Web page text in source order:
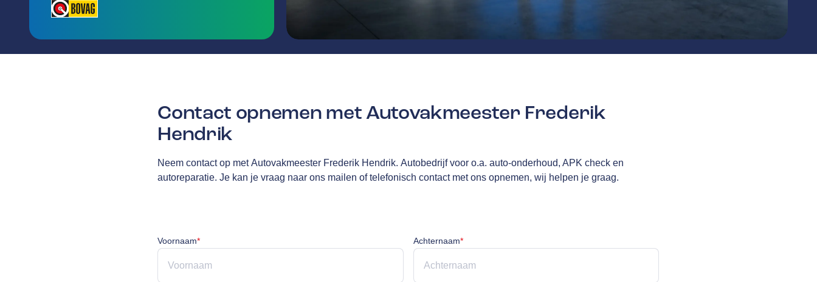
Contact opnemen met Autovakmeester Frederik
Hendrik
Neem contact op met Autovakmeester Frederik Hendrik. Autobedrijf voor o.a. auto-onderhoud, APK check en
autoreparatie. Je kan je vraag naar ons mailen of telefonisch contact met ons opnemen, wij helpen je graag.
Voornaam*Voornaam is verplicht Achternaam*Achternaam is verplicht